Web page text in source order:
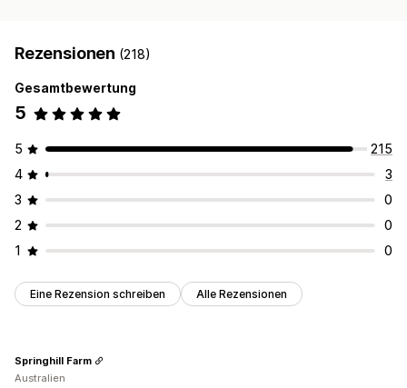
Rezensionen (218)
Gesamtbewertung
5
5
215
4
3
3
0
2
0
1
0
Eine Rezension schreiben Alle Rezensionen
Springhill Farm
Australien